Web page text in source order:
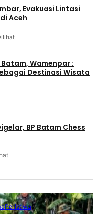
Evakuasi Lintasi
Aceh
Batam, Wamenpar :
Destinasi Wisata
BP Batam Chess
Peristiwa